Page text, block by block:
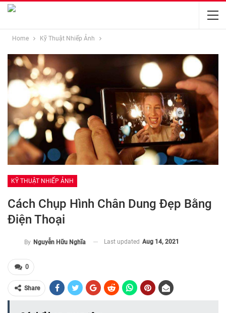
Home Kỹ Thuật Nhiếp Ảnh
KỸ THUẬT NHIẾP ẢNH
Cách Chụp Hình Chân Dung Đẹp Bằng
Điện Thoại
By Nguyễn Hữu Nghĩa Last updated Aug 14, 2021
0
Share